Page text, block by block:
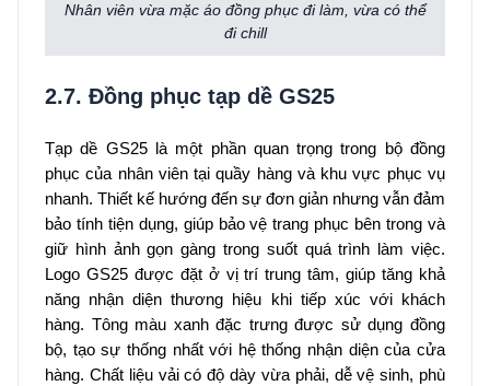
Nhân viên vừa mặc áo đồng phục đi làm, vừa có thể
đi chill
2.7. Đồng phục tạp dề GS25
Tạp dề GS25 là một phần quan trọng trong bộ đồng
phục của nhân viên tại quầy hàng và khu vực phục vụ
nhanh. Thiết kế hướng đến sự đơn giản nhưng vẫn đảm
bảo tính tiện dụng, giúp bảo vệ trang phục bên trong và
giữ hình ảnh gọn gàng trong suốt quá trình làm việc.
Logo GS25 được đặt ở vị trí trung tâm, giúp tăng khả
năng nhận diện thương hiệu khi tiếp xúc với khách
hàng. Tông màu xanh đặc trưng được sử dụng đồng
bộ, tạo sự thống nhất với hệ thống nhận diện của cửa
hàng. Chất liệu vải có độ dày vừa phải, dễ vệ sinh, phù